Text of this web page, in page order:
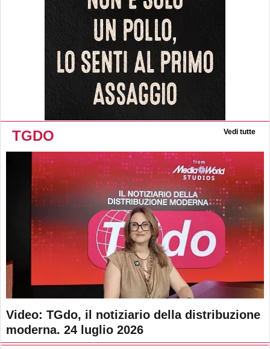
TGDO Vedi tutte
Video: TGdo, il notiziario della distribuzione
moderna. 24 luglio 2026